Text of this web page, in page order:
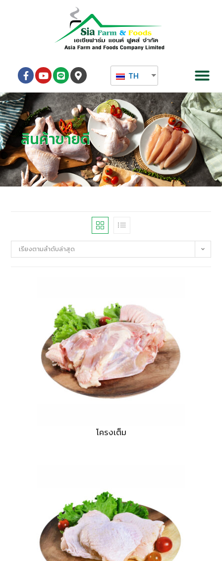
TH
สินค้าขายดี
เรียงตามลำดับล่าสุด
โครงเต็ม